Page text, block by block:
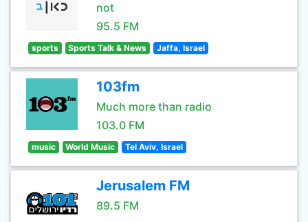
not
95.5 FM
sports Sports Talk & News Jaffa, Israel
103fm
Much more than radio
103.0 FM
music World Music Tel Aviv, Israel
Jerusalem FM
89.5 FM